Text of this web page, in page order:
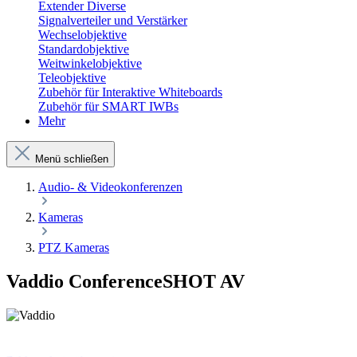
Extender Diverse
Signalverteiler und Verstärker
Wechselobjektive
Standardobjektive
Weitwinkelobjektive
Teleobjektive
Zubehör für Interaktive Whiteboards
Zubehör für SMART IWBs
Mehr
Menü schließen
Audio- & Videokonferenzen
Kameras
PTZ Kameras
Vaddio ConferenceSHOT AV